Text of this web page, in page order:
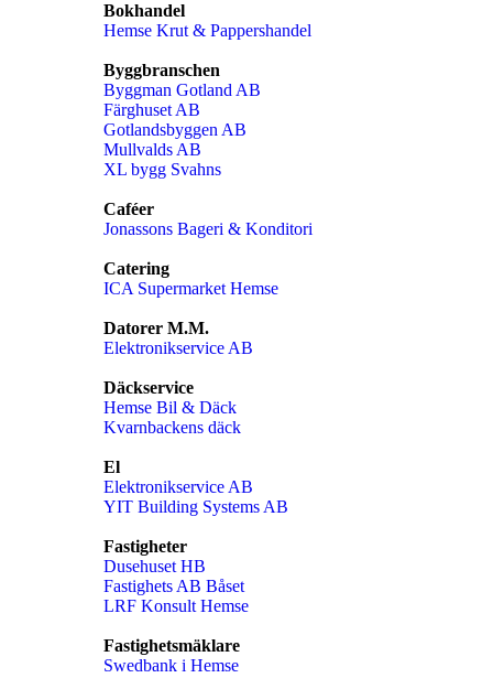
Bokhandel
Hemse Krut & Pappershandel
Byggbranschen
Byggman Gotland AB
Färghuset AB
Gotlandsbyggen AB
Mullvalds AB
XL bygg Svahns
Caféer
Jonassons Bageri & Konditori
Catering
ICA Supermarket Hemse
Datorer M.m.
Elektronikservice AB
Däckservice
Hemse Bil & Däck
Kvarnbackens däck
El
Elektronikservice AB
YIT Building Systems AB
Fastigheter
Dusehuset HB
Fastighets AB Båset
LRF Konsult Hemse
Fastighetsmäklare
Swedbank i Hemse